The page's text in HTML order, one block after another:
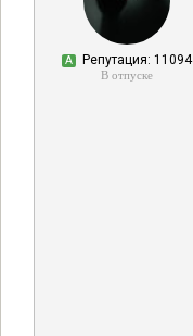
А Репутация: 11094
В отпуске